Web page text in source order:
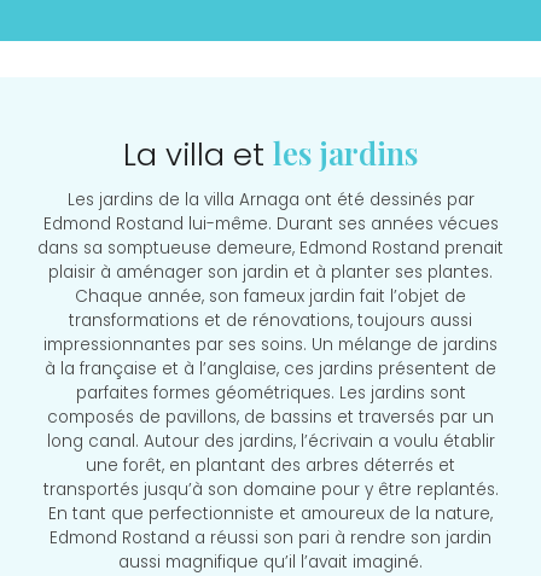
La villa et les jardins
Les jardins de la villa Arnaga ont été dessinés par
Edmond Rostand lui-même. Durant ses années vécues
dans sa somptueuse demeure, Edmond Rostand prenait
plaisir à aménager son jardin et à planter ses plantes.
Chaque année, son fameux jardin fait l’objet de
transformations et de rénovations, toujours aussi
impressionnantes par ses soins. Un mélange de jardins
à la française et à l’anglaise, ces jardins présentent de
parfaites formes géométriques. Les jardins sont
composés de pavillons, de bassins et traversés par un
long canal. Autour des jardins, l’écrivain a voulu établir
une forêt, en plantant des arbres déterrés et
transportés jusqu’à son domaine pour y être replantés.
En tant que perfectionniste et amoureux de la nature,
Edmond Rostand a réussi son pari à rendre son jardin
aussi magnifique qu’il l’avait imaginé.